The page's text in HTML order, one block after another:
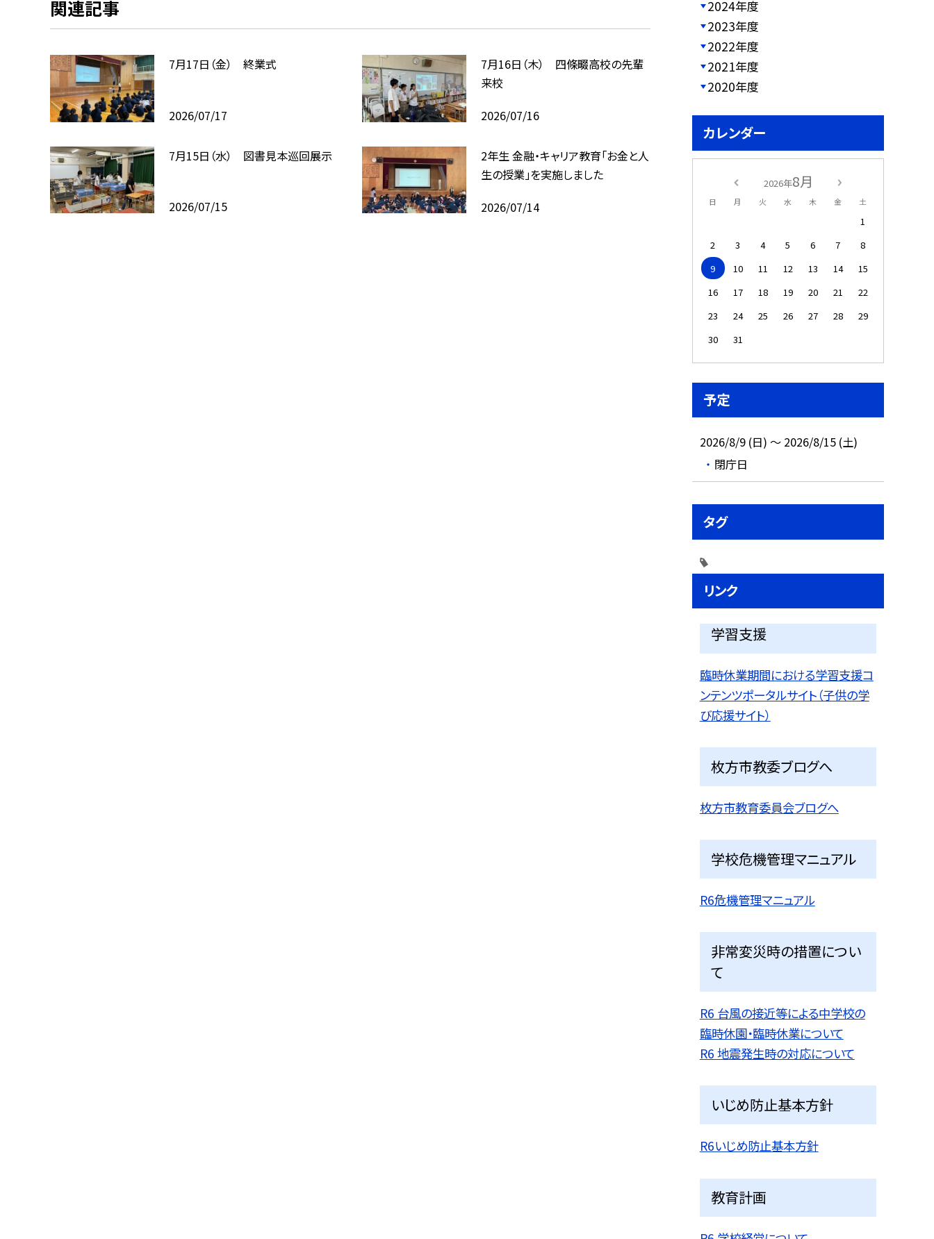
関連記事
7月17日（金） 終業式
2026/07/17
7月16日（木） 四條畷高校の先輩
来校
2026/07/16
7月15日（水） 図書見本巡回展示
2026/07/15
2年生 金融・キャリア教育「お金と人
生の授業」を実施しました
2026/07/14
2024年度
2023年度
2022年度
2021年度
2020年度
カレンダー
2026年8月
日 月 火 水 木 金 土
1
2
3 4 5 6 7
8
9
10 11 12 13 14
15
16
17 18 19 20 21
22
23
24 25 26 27 28
29
30
31
予定
2026/8/9 (日) ～ 2026/8/15 (土)
閉庁日
タグ
リンク
学習支援
臨時休業期間における学習支援コ
ンテンツポータルサイト（子供の学
び応援サイト）
枚方市教委ブログへ
枚方市教育委員会ブログへ
学校危機管理マニュアル
R6危機管理マニュアル
非常変災時の措置につい
て
R6 台風の接近等による中学校の
臨時休園・臨時休業について
R6 地震発生時の対応について
いじめ防止基本方針
R6いじめ防止基本方針
教育計画